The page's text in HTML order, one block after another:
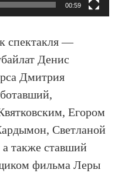
00:59
спектакля —
Денис
Дмитрия
Егором
Светланой
также ставший
фильма Леры